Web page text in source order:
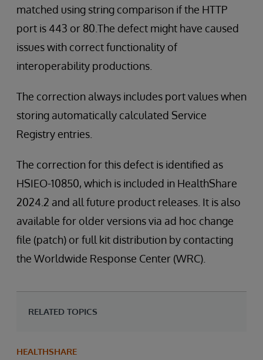
matched using string comparison if the HTTP
port is 443 or 80.The defect might have caused
issues with correct functionality of
interoperability productions.
The correction always includes port values when
storing automatically calculated Service
Registry entries.
The correction for this defect is identified as
HSIEO-10850, which is included in HealthShare
2024.2 and all future product releases. It is also
available for older versions via ad hoc change
file (patch) or full kit distribution by contacting
the Worldwide Response Center (WRC).
RELATED TOPICS
HEALTHSHARE